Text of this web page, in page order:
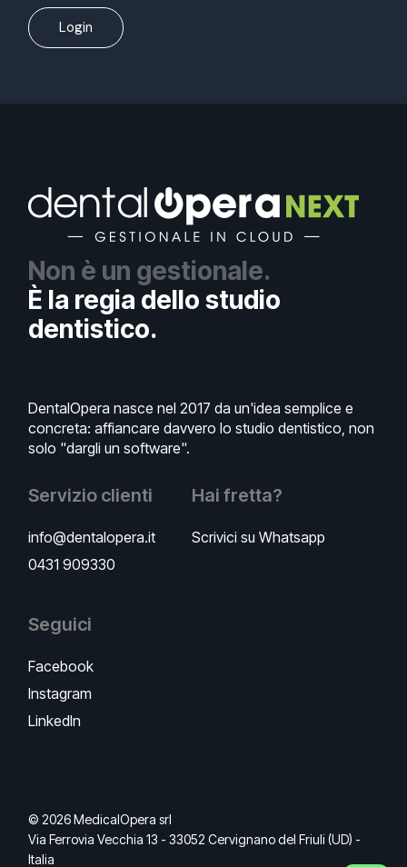
Login
Non è un gestionale.
È la regia dello studio
dentistico.
DentalOpera nasce nel 2017 da un'idea semplice e
concreta: affiancare davvero lo studio dentistico, non
solo "dargli un software".
Servizio clienti
info@dentalopera.it
0431 909330
Hai fretta?
Scrivici su Whatsapp
Seguici
Facebook
Instagram
LinkedIn
© 2026 MedicalOpera srl
Via Ferrovia Vecchia 13 - 33052 Cervignano del Friuli (UD) -
Italia